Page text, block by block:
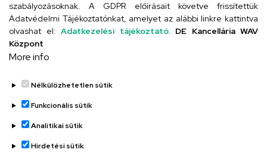
UD telefonkönyv
Adatvédelem
Adatvédelem
szabályozásoknak. A GDPR előírásait követve frissítettük
Adatvédelmi Tájékoztatónkat, amelyet az alábbi linkre kattintva
olvashat el: Adatkezelési tájékoztató. DE Kancellária WAV
Központ
More info
Nélkülözhetetlen sütik
Funkcionális sütik
Analitikai sütik
Hirdetési sütik